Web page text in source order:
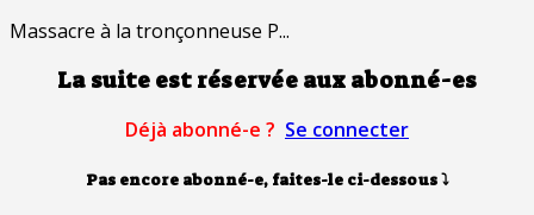
Massacre à la tronçonneuse P...
La suite est réservée aux abonné-es
Déjà abonné-e ? Se connecter
Pas encore abonné-e, faites-le ci-dessous⤵